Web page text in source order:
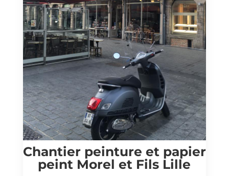
Chantier peinture et papier
peint Morel et Fils Lille